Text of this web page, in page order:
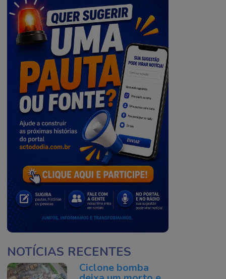
NOTÍCIAS RECENTES
Ciclone bomba